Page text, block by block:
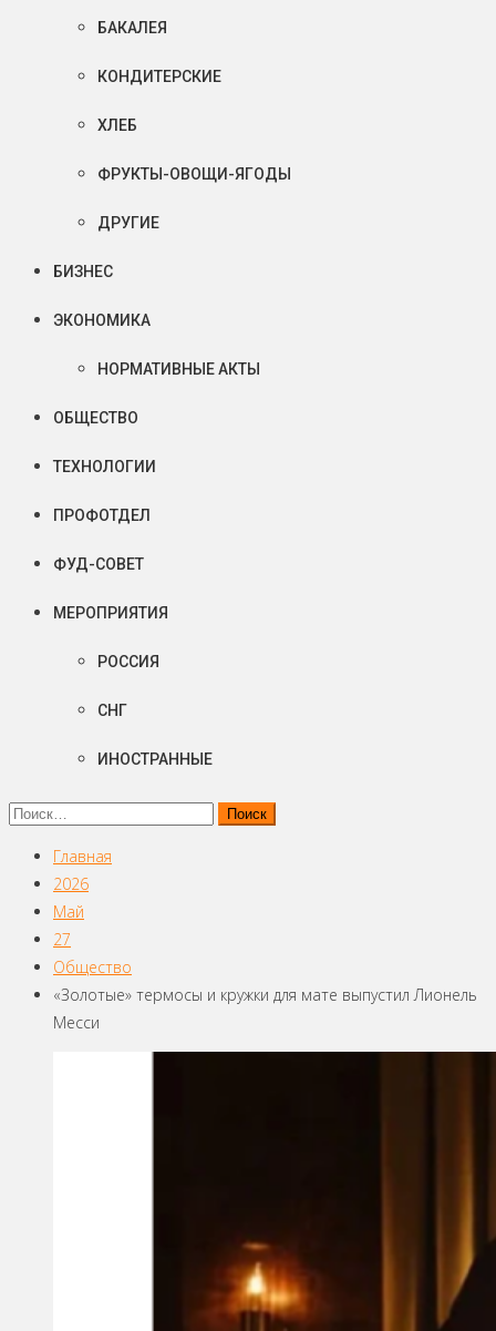
БАКАЛЕЯ
КОНДИТЕРСКИЕ
ХЛЕБ
ФРУКТЫ-ОВОЩИ-ЯГОДЫ
ДРУГИЕ
БИЗНЕС
ЭКОНОМИКА
НОРМАТИВНЫЕ АКТЫ
ОБЩЕСТВО
ТЕХНОЛОГИИ
ПРОФОТДЕЛ
ФУД-СОВЕТ
МЕРОПРИЯТИЯ
РОССИЯ
СНГ
ИНОСТРАННЫЕ
Найти:
Главная
2026
Май
27
Общество
«Золотые» термосы и кружки для мате выпустил Лионель
Месси